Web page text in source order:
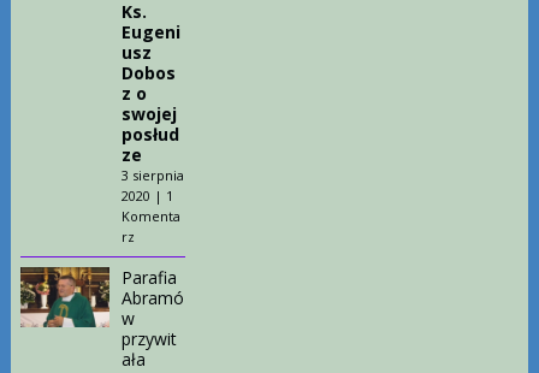
Ks.
Eugeni
usz
Dobos
z o
swojej
posłud
ze
3 sierpnia
2020 | 1
Komenta
rz
Parafia
Abramó
w
przywit
ała